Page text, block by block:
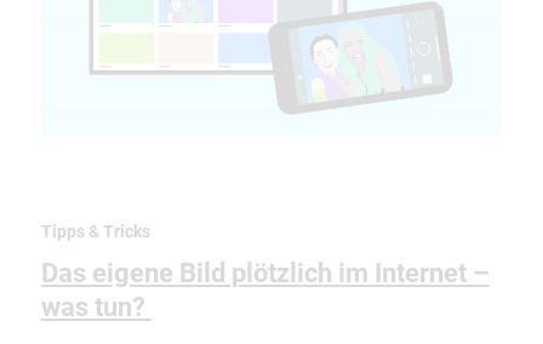
Tipps & Tricks
Das eigene Bild plötzlich im Internet –
was tun?